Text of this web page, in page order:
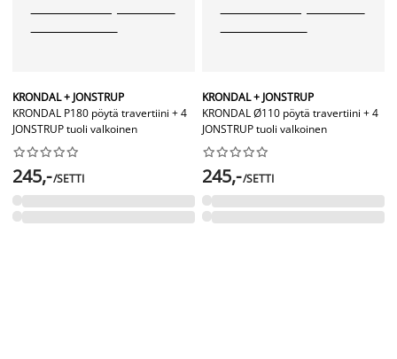
KRONDAL + JONSTRUP
KRONDAL P180 pöytä travertiini + 4
JONSTRUP tuoli valkoinen






245,-/SETTI
KRONDAL + JONSTRUP
KRONDAL Ø110 pöytä travertiini + 4
JONSTRUP tuoli valkoinen






245,-/SETTI